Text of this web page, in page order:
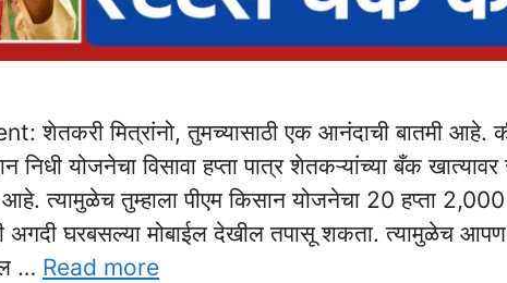
शेतकरी मित्रांनो, तुमच्यासाठी एक आनंदाची बातमी आहे.
निधी योजनेचा विसावा हप्ता पात्र शेतकऱ्यांच्या बँक खात्यावर
आहे. त्यामुळेच तुम्हाला पीएम किसान योजनेचा 20 हप्ता
अगदी घरबसल्या मोबाईल देखील तपासू शकता. त्यामुळेच आपण
… Read more